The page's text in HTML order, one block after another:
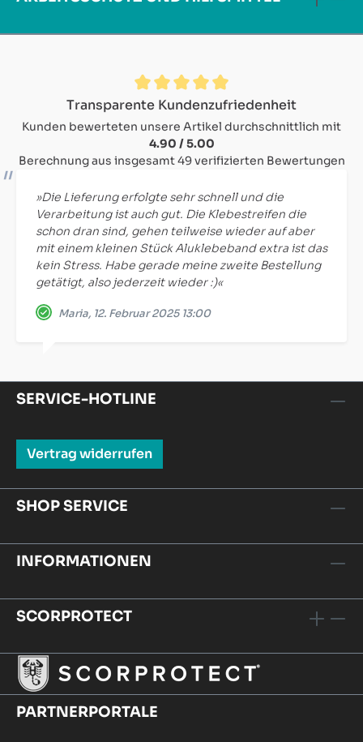
Durchschnittliche Bewertung von 4.9 von 5 Sternen
Transparente Kundenzufriedenheit
Kunden bewerteten unsere Artikel durchschnittlich mit
4.90 / 5.00
Berechnung aus insgesamt 49 verifizierten Bewertungen
»Die Lieferung erfolgte sehr schnell und die
Verarbeitung ist auch gut. Die Klebestreifen die
schon dran sind, gehen teilweise wieder auf aber
mit einem kleinen Stück Aluklebeband extra ist das
kein Stress. Habe gerade meine zweite Bestellung
getätigt, also jederzeit wieder :)«
Maria, 12. Februar 2025 13:00
SERVICE-HOTLINE
Vertrag widerrufen
SHOP SERVICE
INFORMATIONEN
SCORPROTECT
PARTNERPORTALE